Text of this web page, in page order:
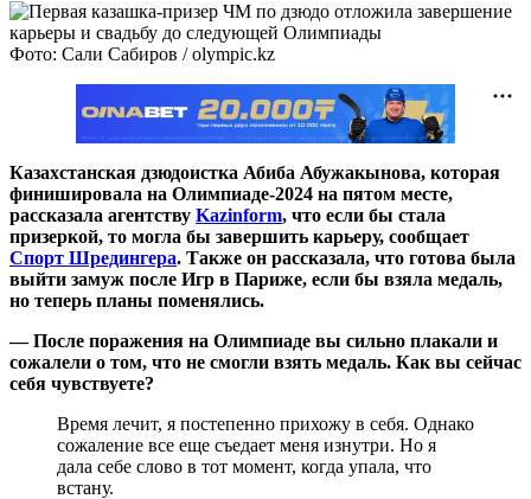
Фото: Сали Сабиров / olympic.kz
Казахстанская дзюдоистка Абиба Абужакынова, которая
финишировала на Олимпиаде-2024 на пятом месте,
рассказала агентству Kazinform, что если бы стала
призеркой, то могла бы завершить карьеру, сообщает
Спорт Шредингера. Также он рассказала, что готова была
выйти замуж после Игр в Париже, если бы взяла медаль,
но теперь планы поменялись.
— После поражения на Олимпиаде вы сильно плакали и
сожалели о том, что не смогли взять медаль. Как вы сейчас
себя чувствуете?
Время лечит, я постепенно прихожу в себя. Однако
сожаление все еще съедает меня изнутри. Но я
дала себе слово в тот момент, когда упала, что
встану.